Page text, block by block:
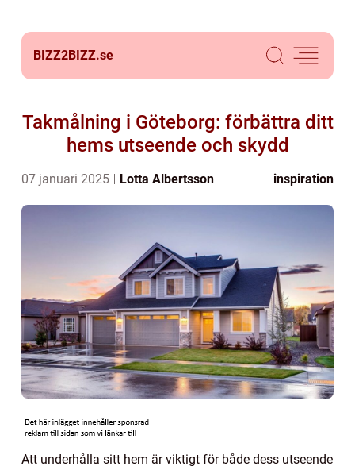
BIZZ2BIZZ.se
Takmålning i Göteborg: förbättra ditt
hems utseende och skydd
07 januari 2025 Lotta Albertsson inspiration
Att underhålla sitt hem är viktigt för både dess utseende